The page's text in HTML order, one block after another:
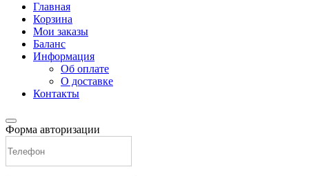
Главная
Корзина
Мои заказы
Баланс
Информация
Об оплате
О доставке
Контакты
Форма авторизации